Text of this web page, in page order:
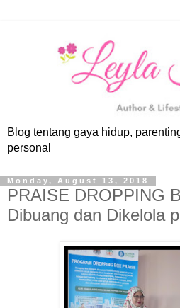
Blog tentang gaya hidup,
personal
Monday, August 13, 2018
PRAISE DROPPING
Dibuang dan Dikelola